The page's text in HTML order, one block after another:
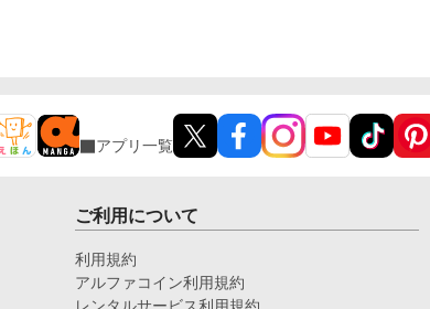
アプリ一覧
ご利用について
利用規約
アルファコイン利用規約